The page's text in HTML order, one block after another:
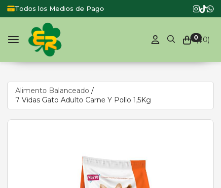
Todos los Medios de Pago
0($0)
Toggle navigation
Alimento Balanceado /
7 Vidas Gato Adulto Carne Y Pollo 1,5Kg